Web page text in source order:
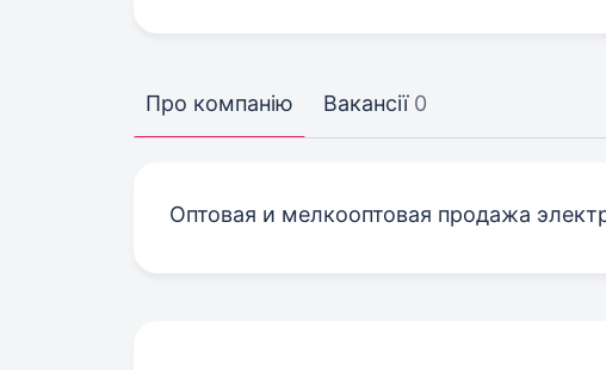
Про компанію Вакансії 0
Оптовая и мелкооптовая продажа